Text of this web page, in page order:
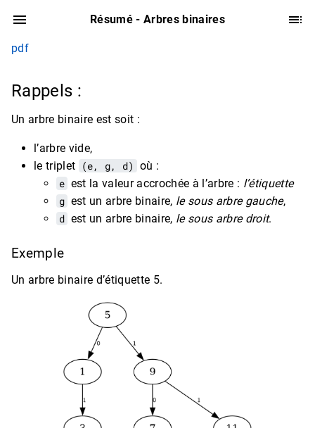
Résumé - Arbres binaires
pdf
Rappels :
Un arbre binaire est soit :
l’arbre vide,
le triplet (e, g, d) où :
e est la valeur accrochée à l’arbre : l’étiquette
g est un arbre binaire, le sous arbre gauche,
d est un arbre binaire, le sous arbre droit.
Exemple
Un arbre binaire d’étiquette 5.